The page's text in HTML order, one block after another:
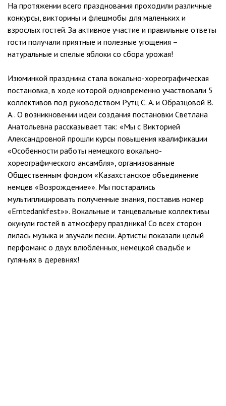
На протяжении всего празднования проходили различные
конкурсы, викторины и флешмобы для маленьких и
взрослых гостей. За активное участие и правильные ответы
гости получали приятные и полезные угощения –
натуральные и спелые яблоки со сбора урожая!
Изюминкой праздника стала вокально-хореографическая
постановка, в ходе которой одновременно участвовали 5
коллективов под руководством Рутц С. А. и Образцовой В.
А.. О возникновении идеи создания постановки Светлана
Анатольевна рассказывает так: «Мы с Викторией
Александровной прошли курсы повышения квалификации
«Особенности работы немецкого вокально-
хореографического ансамбля», организованные
Общественным фондом «Казахстанское объединение
немцев «Возрождение»». Мы постарались
мультиплицировать полученные знания, поставив номер
«Erntedankfest»». Вокальные и танцевальные коллективы
окунули гостей в атмосферу праздника! Со всех сторон
лилась музыка и звучали песни. Артисты показали целый
перфоманс о двух влюблённых, немецкой свадьбе и
гуляньях в деревнях!